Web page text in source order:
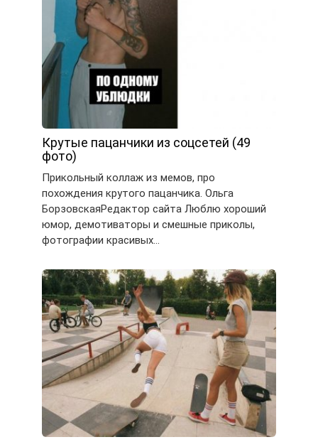
Крутые пацанчики из соцсетей (49
фото)
Прикольный коллаж из мемов, про
похождения крутого пацанчика. Ольга
БорзовскаяРедактор сайта Люблю хороший
юмор, демотиваторы и смешные приколы,
фотографии красивых…